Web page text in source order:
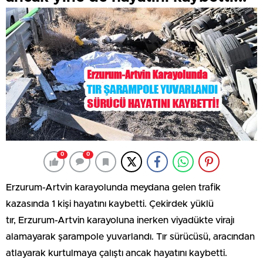
0 0
Erzurum-Artvin karayolunda meydana gelen trafik
kazasında 1 kişi hayatını kaybetti. Çekirdek yüklü
tır, Erzurum-Artvin karayoluna inerken viyadükte virajı
alamayarak şarampole yuvarlandı. Tır sürücüsü, aracından
atlayarak kurtulmaya çalıştı ancak hayatını kaybetti.